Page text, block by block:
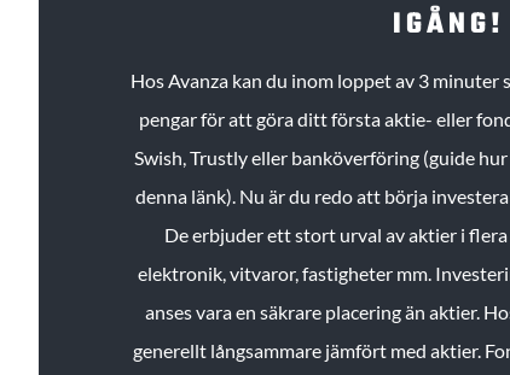
IGÅNG!
Hos Avanza kan du inom loppet av 3
pengar för att göra ditt första aktie- eller
Swish, Trustly eller banköverföring (guide
denna länk). Nu är du redo att börja
De erbjuder ett stort urval av aktier i
elektronik, vitvaror, fastigheter mm.
anses vara en säkrare placering än aktier.
generellt långsammare jämfört med aktier.